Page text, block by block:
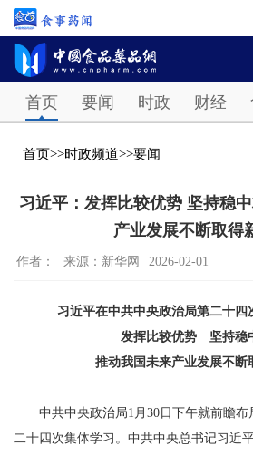
首页 要闻 时政 财经
首页>>时政频道>>要闻
习近平：发挥比较优势 坚持稳
产业发展不断取得
作者： 来源：新华网 2026-02-01
习近平在中共中央政治局第二十四
发挥比较优势 坚持稳
推动我国未来产业发展不断
中共中央政治局1月30日下午就前瞻布
二十四次集体学习。中共中央总书记习近